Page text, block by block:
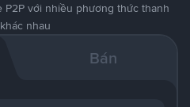
P2P với nhiều phương thức thanh
nhau
Bán